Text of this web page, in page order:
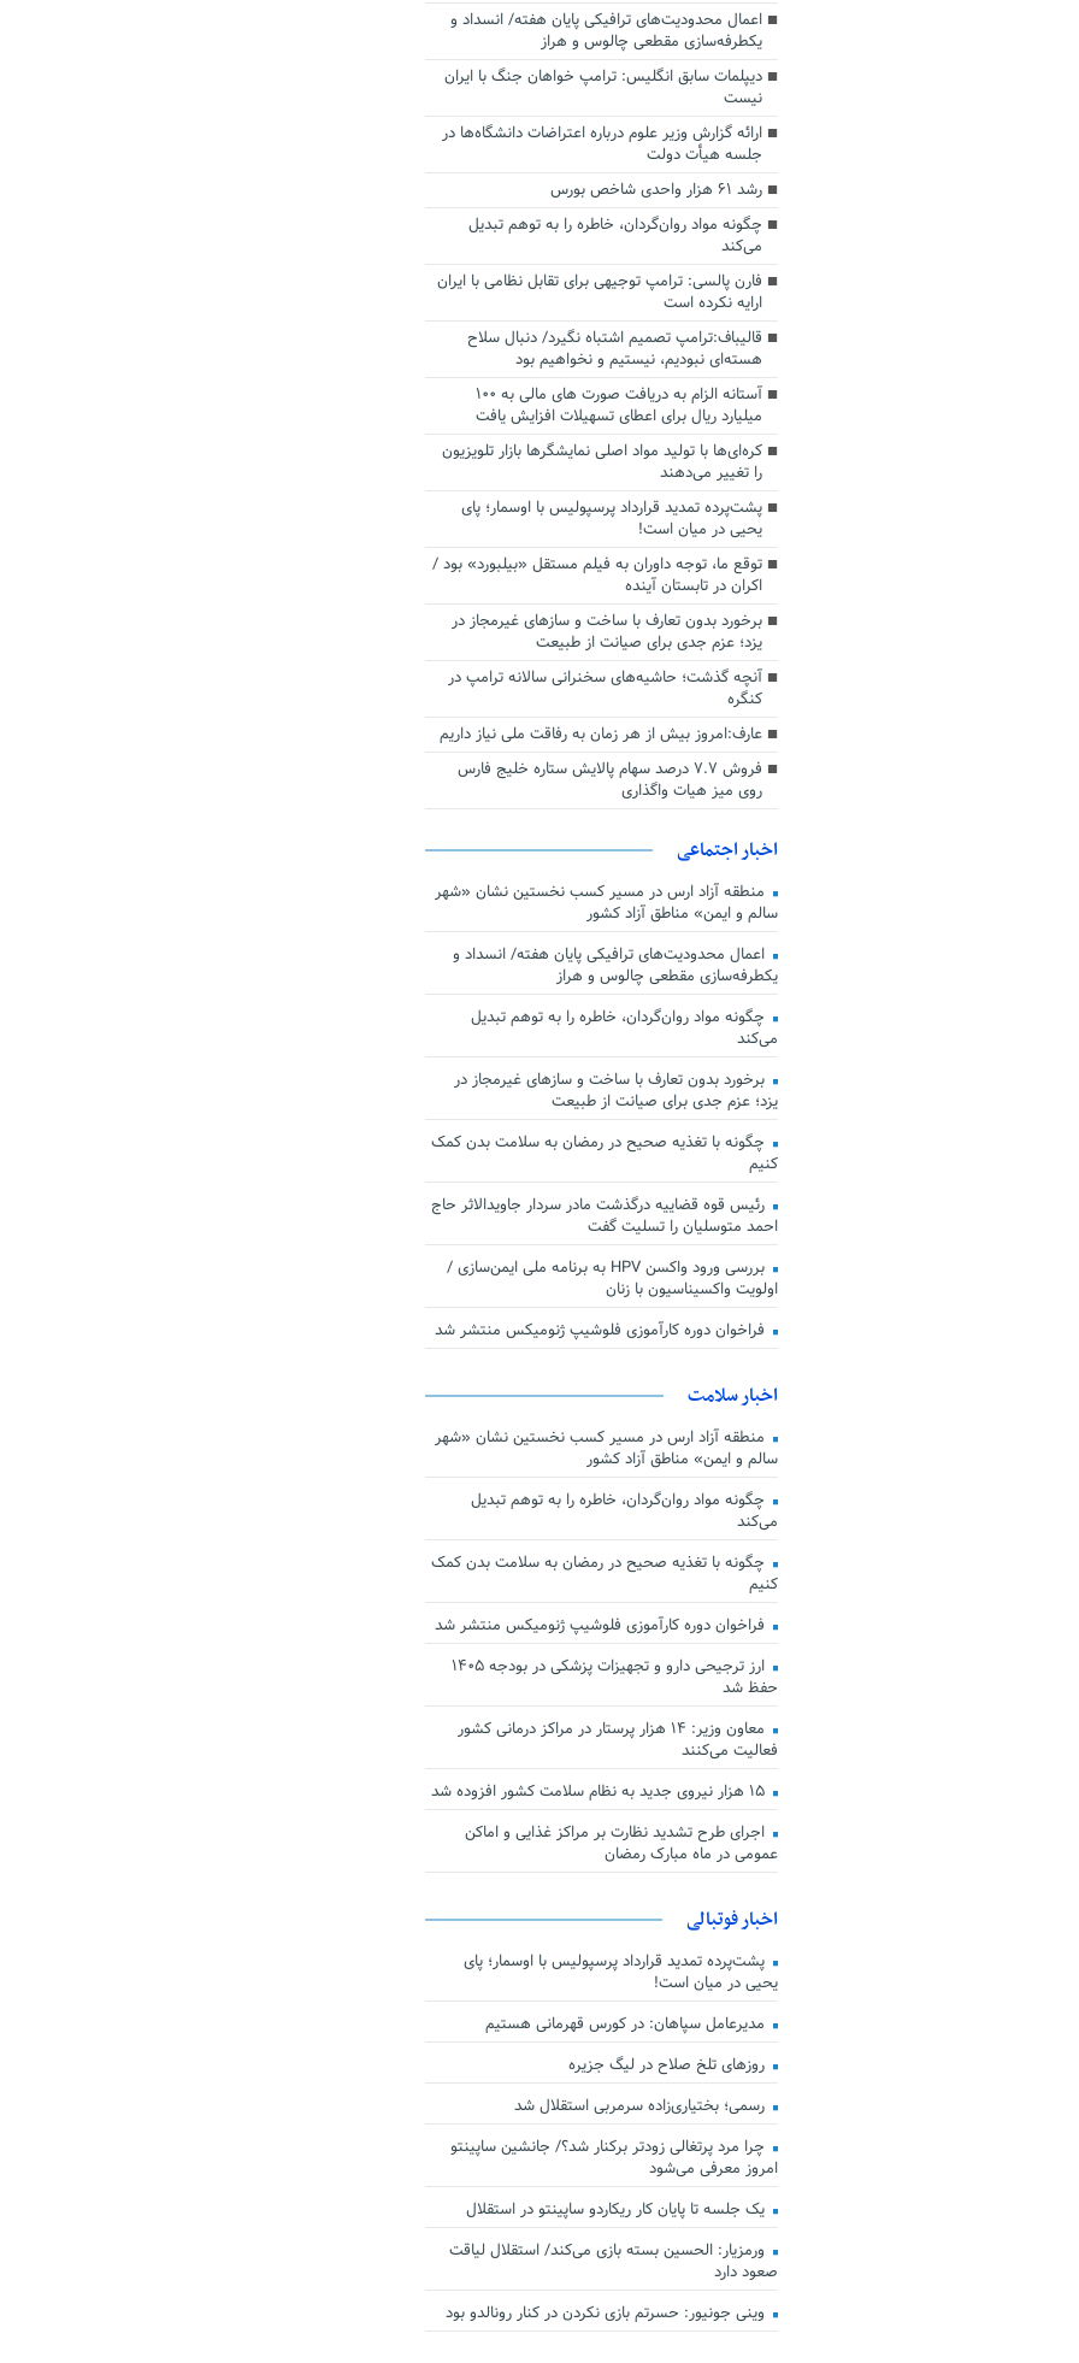
اعمال محدودیت‌های ترافیکی پایان هفته/ انسداد و
یکطرفه‌سازی مقطعی چالوس و هراز
دیپلمات سابق انگلیس:‌ ترامپ خواهان جنگ با ایران
نیست
ارائه گزارش وزیر علوم درباره اعتراضات دانشگاه‌ها در
جلسه هیأت دولت
رشد ۶۱ هزار واحدی شاخص بورس
چگونه مواد روان‌گردان، خاطره را به توهم تبدیل
می‌کند
فارن پالسی: ترامپ توجیهی برای تقابل نظامی با ایران
ارایه نکرده است
قالیباف:ترامپ تصمیم اشتباه نگیرد/ دنبال سلاح
هسته‌ای نبودیم، نیستیم و نخواهیم بود
آستانه الزام به دریافت صورت های مالی به ۱۰۰
میلیارد ریال برای اعطای تسهیلات افزایش یافت
کره‌ای‌ها با تولید مواد اصلی نمایشگرها بازار تلویزیون
را تغییر می‌دهند
پشت‌پرده تمدید قرارداد پرسپولیس با اوسمار؛ پای
یحیی در میان است!
توقع ما، توجه داوران به فیلم مستقل «بیلبورد» بود /
اکران در تابستان آینده
برخورد بدون تعارف با ساخت‌ و سازهای غیرمجاز در
یزد؛ عزم جدی برای صیانت از طبیعت
آنچه گذشت؛ حاشیه‌های سخنرانی سالانه ترامپ در
کنگره
عارف:امروز بیش از هر زمان به رفاقت ملی نیاز داریم
فروش ۷.۷ درصد سهام پالایش ستاره خلیج فارس
روی میز هیات واگذاری
اخبار اجتماعی
منطقه آزاد ارس در مسیر کسب نخستین نشان «شهر
سالم و ایمن» مناطق آزاد کشور
اعمال محدودیت‌های ترافیکی پایان هفته/ انسداد و
یکطرفه‌سازی مقطعی چالوس و هراز
چگونه مواد روان‌گردان، خاطره را به توهم تبدیل
می‌کند
برخورد بدون تعارف با ساخت‌ و سازهای غیرمجاز در
یزد؛ عزم جدی برای صیانت از طبیعت
چگونه با تغذیه صحیح در رمضان به سلامت بدن کمک
کنیم
رئیس قوه قضاییه درگذشت مادر سردار جاویدالاثر حاج
احمد متوسلیان را تسلیت گفت
بررسی ورود واکسن HPV به برنامه ملی ایمن‌سازی /
اولویت واکسیناسیون با زنان
فراخوان دوره کارآموزی فلوشیپ ژنومیکس منتشر شد
اخبار سلامت
منطقه آزاد ارس در مسیر کسب نخستین نشان «شهر
سالم و ایمن» مناطق آزاد کشور
چگونه مواد روان‌گردان، خاطره را به توهم تبدیل
می‌کند
چگونه با تغذیه صحیح در رمضان به سلامت بدن کمک
کنیم
فراخوان دوره کارآموزی فلوشیپ ژنومیکس منتشر شد
ارز ترجیحی دارو و تجهیزات پزشکی در بودجه ۱۴۰۵
حفظ شد
معاون وزیر: ۱۴ هزار پرستار در مراکز درمانی کشور
فعالیت می‌کنند
۱۵ هزار نیروی جدید به نظام سلامت کشور افزوده شد
اجرای طرح تشدید نظارت بر مراکز غذایی و اماکن
عمومی در ماه مبارک رمضان
اخبار فوتبالی
پشت‌پرده تمدید قرارداد پرسپولیس با اوسمار؛ پای
یحیی در میان است!
مدیرعامل سپاهان: در کورس قهرمانی هستیم
روزهای تلخ صلاح در لیگ جزیره
رسمی؛ بختیاری‌زاده سرمربی استقلال شد
چرا مرد پرتغالی زودتر برکنار شد؟/ جانشین ساپینتو
امروز معرفی می‌شود
یک جلسه تا پایان کار ریکاردو ساپینتو در استقلال
ورمزیار: الحسین بسته بازی می‌کند/ استقلال لیاقت
صعود دارد
وینی جونیور: حسرتم بازی نکردن در کنار رونالدو بود